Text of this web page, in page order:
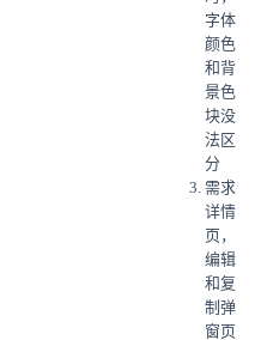
字体
颜色
和背
景色
块没
法区
分
需求
详情
页，
编辑
和复
制弹
窗页